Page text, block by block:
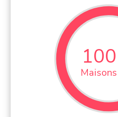
Maisons